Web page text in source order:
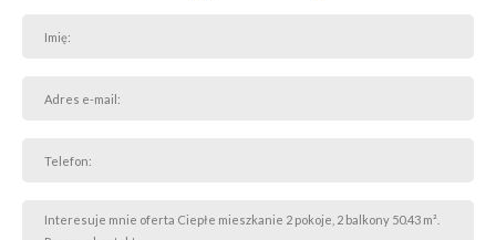
Mieszkanie posiada status własności. To przejrzysta i stabilna
bezpieczeństwa i swobody w podejmowaniu decyzji dotyczących
Budynek, w którym znajduje się mieszkanie, jest świeżo ocieplony i
niespodziewanych prac po stronie wspólnoty. To ważne, jeśli zależy
Ci na spokojnym użytkowaniu lokalu i przewidywalnych warunkach